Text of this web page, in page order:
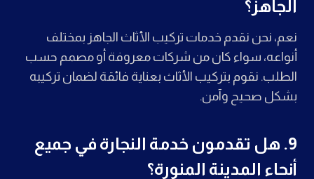
الجاهز؟
نعم، نحن نقدم خدمات تركيب الأثاث الجاهز بمختلف
أنواعه، سواء كان من شركات معروفة أو مصمم حسب
الطلب. نقوم بتركيب الأثاث بعناية فائقة لضمان تركيبه
بشكل صحيح وآمن.
9. هل تقدمون خدمة النجارة في جميع
أنحاء المدينة المنورة؟